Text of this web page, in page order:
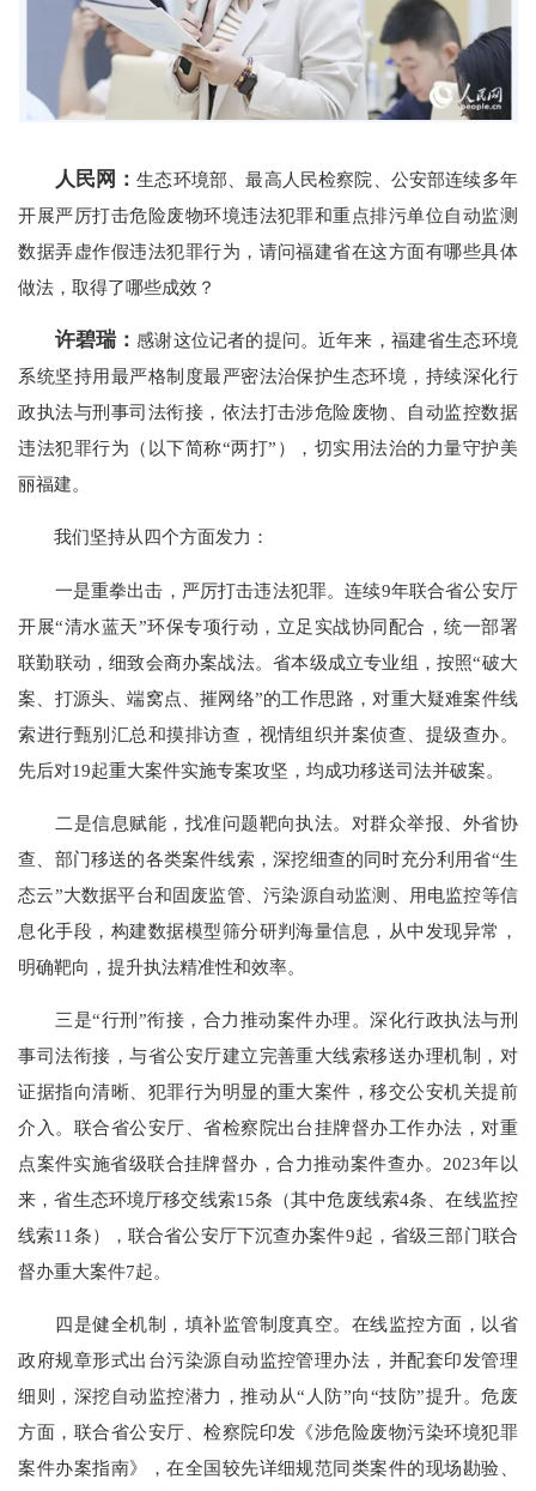
人民网：生态环境部、最高人民检察院、公安部连续多年
开展严厉打击危险废物环境违法犯罪和重点排污单位自动监测
数据弄虚作假违法犯罪行为，请问福建省在这方面有哪些具体
做法，取得了哪些成效？
许碧瑞：感谢这位记者的提问。近年来，福建省生态环境
系统坚持用最严格制度最严密法治保护生态环境，持续深化行
政执法与刑事司法衔接，依法打击涉危险废物、自动监控数据
违法犯罪行为（以下简称“两打”），切实用法治的力量守护美
丽福建。
我们坚持从四个方面发力：
一是重拳出击，严厉打击违法犯罪。连续9年联合省公安厅
开展“清水蓝天”环保专项行动，立足实战协同配合，统一部署
联勤联动，细致会商办案战法。省本级成立专业组，按照“破大
案、打源头、端窝点、摧网络”的工作思路，对重大疑难案件线
索进行甄别汇总和摸排访查，视情组织并案侦查、提级查办。
先后对19起重大案件实施专案攻坚，均成功移送司法并破案。
二是信息赋能，找准问题靶向执法。对群众举报、外省协
查、部门移送的各类案件线索，深挖细查的同时充分利用省“生
态云”大数据平台和固废监管、污染源自动监测、用电监控等信
息化手段，构建数据模型筛分研判海量信息，从中发现异常，
明确靶向，提升执法精准性和效率。
三是“行刑”衔接，合力推动案件办理。深化行政执法与刑
事司法衔接，与省公安厅建立完善重大线索移送办理机制，对
证据指向清晰、犯罪行为明显的重大案件，移交公安机关提前
介入。联合省公安厅、省检察院出台挂牌督办工作办法，对重
点案件实施省级联合挂牌督办，合力推动案件查办。2023年以
来，省生态环境厅移交线索15条（其中危废线索4条、在线监控
线索11条），联合省公安厅下沉查办案件9起，省级三部门联合
督办重大案件7起。
四是健全机制，填补监管制度真空。在线监控方面，以省
政府规章形式出台污染源自动监控管理办法，并配套印发管理
细则，深挖自动监控潜力，推动从“人防”向“技防”提升。危废
方面，联合省公安厅、检察院印发《涉危险废物污染环境犯罪
案件办案指南》，在全国较先详细规范同类案件的现场勘验、